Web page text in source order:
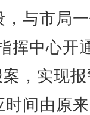
，与市局
挥中心开
，实现
时间由原